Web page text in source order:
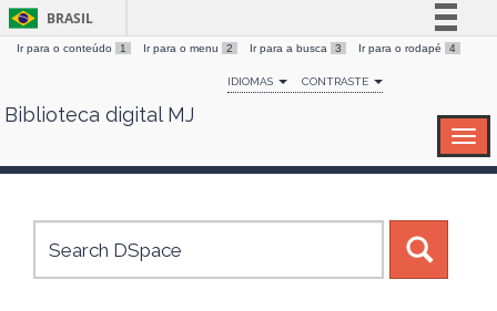
Skip
BRASIL
Simplifique!
Comunica BR
Canais
Ir para o conteúdo 1 Ir para o menu 2 Ir para a busca 3 Ir para o rodapé 4
IDIOMAS CONTRASTE
Biblioteca digital MJ